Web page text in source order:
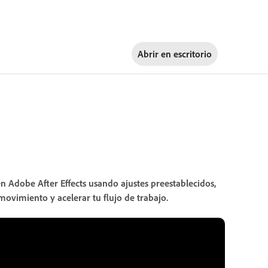
Abrir en escritorio
After Effects usando ajustes preestablecidos,
y acelerar tu flujo de trabajo.